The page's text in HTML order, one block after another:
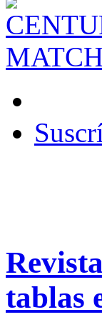
tablas